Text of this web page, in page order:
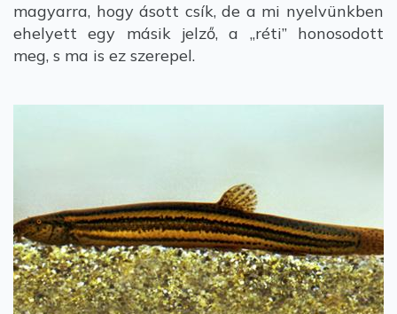
magyarra, hogy ásott csík, de a mi nyelvünkben
ehelyett egy másik jelző, a „réti” honosodott
meg, s ma is ez szerepel.